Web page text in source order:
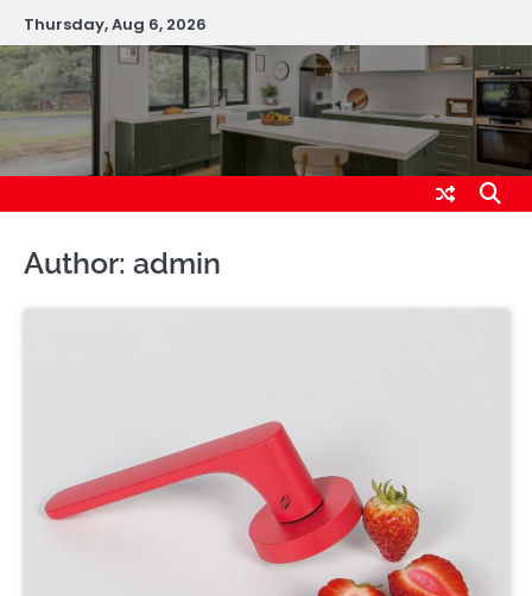
Skip
to
content
Thursday, Aug 6, 2026
Urządamy DOM
Author: admin